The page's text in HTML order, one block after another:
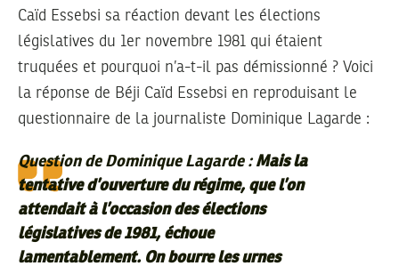
Caïd Essebsi sa réaction devant les élections
législatives du 1er novembre 1981 qui étaient
truquées et pourquoi n’a-t-il pas démissionné ? Voici
la réponse de Béji Caïd Essebsi en reproduisant le
questionnaire de la journaliste Dominique Lagarde :
Question de Dominique Lagarde :Mais la
tentative d’ouverture du régime, que l’on
attendait à l’occasion des élections
législatives de 1981, échoue
lamentablement. On bourre les urnes